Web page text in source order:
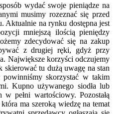
wydać swoje pieniądze na
musimy rozeznać się przed
Aktualnie na rynku dostępna jest
mniejszą ilością pieniędzy
zdecydować się na zakup
z drugiej ręki, gdyż przy
Największe korzyści odczujemy
skierować tu dużą uwagę na stan
powinniśmy skorzystać w takim
Kupno używanego siodła lub
pełni wartościowy. Pozostałą
ma szeroką wiedzę na temat